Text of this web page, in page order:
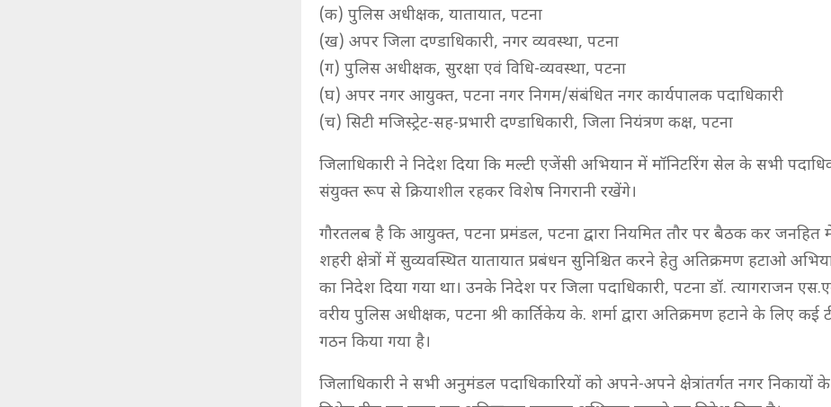
(क) पुलिस अधीक्षक, यातायात, पटना
(ख) अपर जिला दण्डाधिकारी, नगर व्यवस्था, पटना
(ग) पुलिस अधीक्षक, सुरक्षा एवं विधि-व्यवस्था, पटना
(घ) अपर नगर आयुक्त, पटना नगर निगम/संबंधित नगर कार्यपालक पदाधिकारी
(च) सिटी मजिस्ट्रेट-सह-प्रभारी दण्डाधिकारी, जिला नियंत्रण कक्ष, पटना
जिलाधिकारी ने निदेश दिया कि मल्टी एजेंसी अभियान में मॉनिटरिंग सेल के सभी
संयुक्त रूप से क्रियाशील रहकर विशेष निगरानी रखेंगे।
गौरतलब है कि आयुक्त, पटना प्रमंडल, पटना द्वारा नियमित तौर पर बैठक कर जनहित
शहरी क्षेत्रों में सुव्यवस्थित यातायात प्रबंधन सुनिश्चित करने हेतु अतिक्रमण हटाओ
का निदेश दिया गया था। उनके निदेश पर जिला पदाधिकारी, पटना डॉ. त्यागराजन
वरीय पुलिस अधीक्षक, पटना श्री कार्तिकेय के. शर्मा द्वारा अतिक्रमण हटाने के लिए कई
गठन किया गया है।
जिलाधिकारी ने सभी अनुमंडल पदाधिकारियों को अपने-अपने क्षेत्रांतर्गत नगर निकायों के